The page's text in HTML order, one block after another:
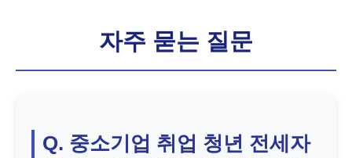
자주 묻는 질문
Q. 중소기업 취업 청년 전세자